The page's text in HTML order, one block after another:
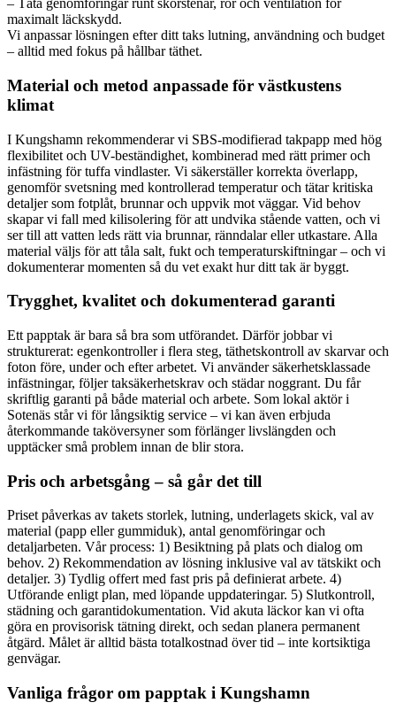
– Täta genomföringar runt skorstenar, rör och ventilation för
maximalt läckskydd.
Vi anpassar lösningen efter ditt taks lutning, användning och budget
– alltid med fokus på hållbar täthet.
Material och metod anpassade för västkustens
klimat
I Kungshamn rekommenderar vi SBS-modifierad takpapp med hög
flexibilitet och UV-beständighet, kombinerad med rätt primer och
infästning för tuffa vindlaster. Vi säkerställer korrekta överlapp,
genomför svetsning med kontrollerad temperatur och tätar kritiska
detaljer som fotplåt, brunnar och uppvik mot väggar. Vid behov
skapar vi fall med kilisolering för att undvika stående vatten, och vi
ser till att vatten leds rätt via brunnar, ränndalar eller utkastare. Alla
material väljs för att tåla salt, fukt och temperaturskiftningar – och vi
dokumenterar momenten så du vet exakt hur ditt tak är byggt.
Trygghet, kvalitet och dokumenterad garanti
Ett papptak är bara så bra som utförandet. Därför jobbar vi
strukturerat: egenkontroller i flera steg, täthetskontroll av skarvar och
foton före, under och efter arbetet. Vi använder säkerhetsklassade
infästningar, följer taksäkerhetskrav och städar noggrant. Du får
skriftlig garanti på både material och arbete. Som lokal aktör i
Sotenäs står vi för långsiktig service – vi kan även erbjuda
återkommande taköversyner som förlänger livslängden och
upptäcker små problem innan de blir stora.
Pris och arbetsgång – så går det till
Priset påverkas av takets storlek, lutning, underlagets skick, val av
material (papp eller gummiduk), antal genomföringar och
detaljarbeten. Vår process: 1) Besiktning på plats och dialog om
behov. 2) Rekommendation av lösning inklusive val av tätskikt och
detaljer. 3) Tydlig offert med fast pris på definierat arbete. 4)
Utförande enligt plan, med löpande uppdateringar. 5) Slutkontroll,
städning och garantidokumentation. Vid akuta läckor kan vi ofta
göra en provisorisk tätning direkt, och sedan planera permanent
åtgärd. Målet är alltid bästa totalkostnad över tid – inte kortsiktiga
genvägar.
Vanliga frågor om papptak i Kungshamn